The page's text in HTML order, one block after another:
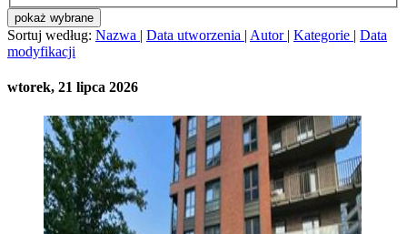
pokaż wybrane
Sortuj według: Nazwa | Data utworzenia | Autor | Kategorie | Data
modyfikacji
wtorek, 21 lipca 2026